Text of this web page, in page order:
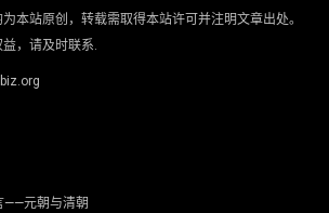
本站原创，转载需取得本站许可并注明文章出处。
，请及时联系.
——元朝与清朝